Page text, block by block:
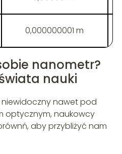
0,000000001 m
nanometr?
nauki
nawet pod
optycznym, naukowcy
aby przybliżyć nam